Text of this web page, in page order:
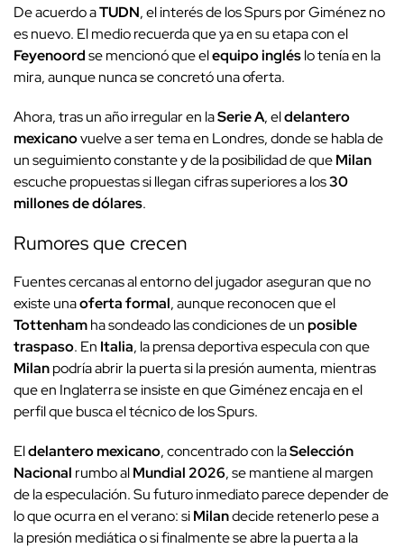
De acuerdo aTUDN, el interés de los Spurs por Giménez no
es nuevo. El medio recuerda que ya en su etapa con el
Feyenoordse mencionó que elequipo ingléslo tenía en la
mira, aunque nunca se concretó una oferta.
Ahora, tras un año irregular en laSerie A, eldelantero
mexicanovuelve a ser tema en Londres, donde se habla de
un seguimiento constante y de la posibilidad de queMilan
escuche propuestas si llegan cifras superiores a los30
millones de dólares.
Rumores que crecen
Fuentes cercanas al entorno del jugador aseguran que no
existe unaoferta formal, aunque reconocen que el
Tottenhamha sondeado las condiciones de unposible
traspaso. En Italia, la prensa deportiva especula con que
Milanpodría abrir la puerta si la presión aumenta, mientras
que en Inglaterra se insiste en que Giménez encaja en el
perfil que busca el técnico de los Spurs.
Eldelantero mexicano, concentrado con laSelección
Nacional rumbo alMundial 2026, se mantiene al margen
de la especulación. Su futuro inmediato parece depender de
lo que ocurra en el verano: siMilandecide retenerlo pese a
la presión mediática o si finalmente se abre la puerta a la